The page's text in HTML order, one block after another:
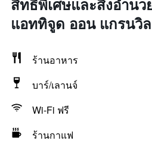
สิทธิพิเศษและสิ่งอำน
แอททิจูด ออน แกรนวิ
ร้านอาหาร
บาร์/เลานจ์
Wi-Fi ฟรี
ร้านกาแฟ